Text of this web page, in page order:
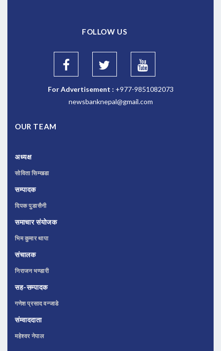
FOLLOW US
For Advertisement : +977-9851082073
newsbanknepal@gmail.com
OUR TEAM
अध्यक्ष
सोविता सिम्खडा
सम्पादक
दिपक पुडासैनी
समाचार संयोजक
भिम कुमार थापा
संचालक
निराजन भण्डारी
सह-सम्पादक
गणेश प्रसाद वन्जाडे
संम्वाददाता
महेश्वर नेपाल